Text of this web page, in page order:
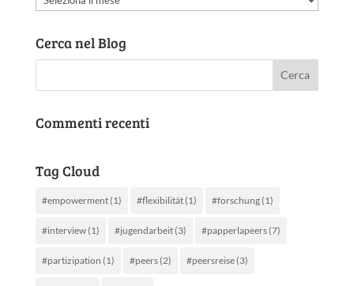
Cerca nel Blog
Commenti recenti
Tag Cloud
#empowerment(1) #flexibilität(1) #forschung(1)
#interview(1) #jugendarbeit(3) #papperlapeers(7)
#partizipation (1) #peers(2) #peersreise(3)